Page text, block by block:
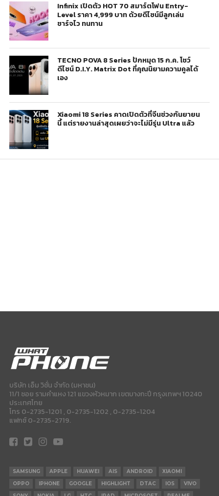
Infinix เปิดตัว HOT 70 สมาร์ตโฟน Entry-
Level ราคา 4,999 บาท ด้วยดีไซน์มีลูกเล่น
ชาร์จไว ทนทาน
TECNO POVA 8 Series ปักหมุด 15 ก.ค. โชว์
ดีไซน์ D.I.Y. Matrix Dot ที่คุณนิยามความคูลได้
เอง
Xiaomi 18 Series คาดเปิดตัวที่จีนช่วงกันยายน
นี้ แต่รายงานล่าสุดเผยว่าจะไม่มีรุ่น Ultra แล้ว
บริษัท เอ็ม วิชั่น จำกัด (มหาชน)
11/1 ซอย รามคำแหง 121 แขวงหัวหมาก เขตบางกะปี กรุงเทพฯ 10240
ประเทศไทย
โทร 0-2735-1201 , 0-2735-1202 , 0-2735-1204
แฟกซ์ 0-2735-2719.
SAMSUNG APPLE HUAWEI AIS ANDROID
XIAOMI
OPPO
IPHONE GOOGLE HIGHLIGHT DTAC IOS
VIVO